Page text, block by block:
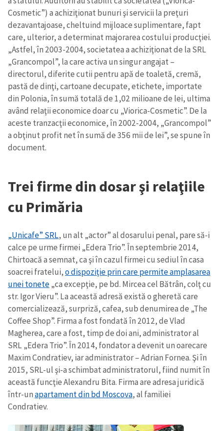
Cosmetic”) a achiziţionat bunuri şi servicii la preţuri
dezavantajoase, cheltuind mijloace suplimentare, fapt
care, ulterior, a determinat majorarea costului producţiei.
„Astfel, în 2003-2004, societatea a achiziţionat de la SRL
„Grancompol”, la care activa un singur angajat –
directorul, diferite cutii pentru apă de toaletă, cremă,
pastă de dinţi, cartoane decupate, etichete, importate
din Polonia, în sumă totală de 1,02 milioane de lei, ultima
având relaţii economice doar cu „Viorica-Cosmetic”. De la
aceste tranzacţii economice, în 2002-2004, „Grancompol”
a obţinut profit net în sumă de 356 mii de lei”, se spune în
document.
Trei firme din dosar şi relaţiile
cu Primăria
„Unicafe” SRL, un alt „actor” al dosarului penal, pare să-i
calce pe urme firmei „Edera Trio”. În septembrie 2014,
Chirtoacă a semnat, ca şi în cazul firmei cu sediul în casa
soacrei fratelui,o dispoziţie prin care permite amplasarea
unei tonete„ca excepţie, pe bd. Mircea cel Bătrân, colţ cu
str. Igor Vieru”. La această adresă există o gheretă care
comercializează, surpriză, cafea, sub denumirea de „The
Coffee Shop”. Firma a fost fondată în 2012, de Vlad
Magherea, care a fost, timp de doi ani, administrator al
SRL „Edera Trio”. În 2014, fondator a devenit un oarecare
Maxim Condratiev, iar administrator – Adrian Fornea. Şi în
2015, SRL-ul şi-a schimbat administratorul, fiind numit în
această funcţie Alexandru Bita. Firma are adresa juridică
într-unapartament din bd Moscova, al familiei
Condratiev.